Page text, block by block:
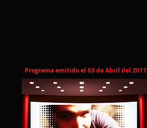
Programa emitido el 03 de Abril del 2017